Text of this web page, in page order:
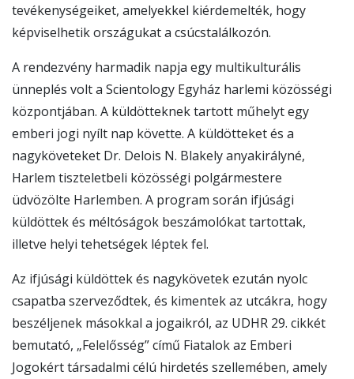
tevékenységeiket, amelyekkel kiérdemelték, hogy
képviselhetik országukat a csúcstalálkozón.
A rendezvény harmadik napja egy multikulturális
ünneplés volt a Scientology Egyház harlemi közösségi
központjában. A küldötteknek tartott műhelyt egy
emberi jogi nyílt nap követte. A küldötteket és a
nagyköveteket Dr. Delois N. Blakely anyakirályné,
Harlem tiszteletbeli közösségi polgármestere
üdvözölte Harlemben. A program során ifjúsági
küldöttek és méltóságok beszámolókat tartottak,
illetve helyi tehetségek léptek fel.
Az ifjúsági küldöttek és nagykövetek ezután nyolc
csapatba szerveződtek, és kimentek az utcákra, hogy
beszéljenek másokkal a jogaikról, az UDHR 29. cikkét
bemutató, „Felelősség” című Fiatalok az Emberi
Jogokért társadalmi célú hirdetés szellemében, amely